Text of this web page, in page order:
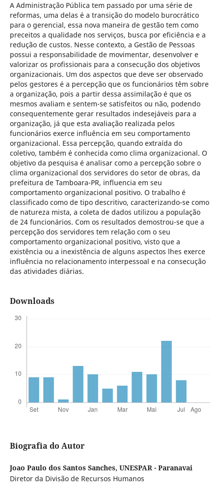
A Administração Pública tem passado por uma série de
reformas, uma delas é a transição do modelo burocrático
para o gerencial, essa nova maneira de gestão tem como
preceitos a qualidade nos serviços, busca por eficiência e a
redução de custos. Nesse contexto, a Gestão de Pessoas
possui a responsabilidade de movimentar, desenvolver e
valorizar os profissionais para a consecução dos objetivos
organizacionais. Um dos aspectos que deve ser observado
pelos gestores é a percepção que os funcionários têm sobre
a organização, pois a partir dessa assimilação é que os
mesmos avaliam e sentem-se satisfeitos ou não, podendo
consequentemente gerar resultados indesejáveis para a
organização, já que esta avaliação realizada pelos
funcionários exerce influência em seu comportamento
organizacional. Essa percepção, quando extraída do
coletivo, também é conhecida como clima organizacional. O
objetivo da pesquisa é analisar como a percepção sobre o
clima organizacional dos servidores do setor de obras, da
prefeitura de Tamboara-PR, influencia em seu
comportamento organizacional positivo. O trabalho é
classificado como de tipo descritivo, caracterizando-se como
de natureza mista, a coleta de dados utilizou a população
de 24 funcionários. Com os resultados demostrou-se que a
percepção dos servidores tem relação com o seu
comportamento organizacional positivo, visto que a
existência ou a inexistência de alguns aspectos lhes exerce
influência no relacionamento interpessoal e na consecução
das atividades diárias.
Downloads
Biografia do Autor
Joao Paulo dos Santos Sanches, UNESPAR - Paranavai
Diretor da Divisão de Recursos Humanos